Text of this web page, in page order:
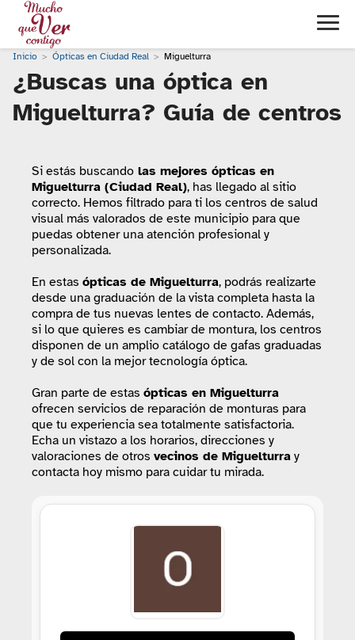
Inicio Ópticas en Ciudad Real Miguelturra
¿Buscas una óptica en
Miguelturra? Guía de centros
Si estás buscando las mejores ópticas en
Miguelturra (Ciudad Real), has llegado al sitio
correcto. Hemos filtrado para ti los centros de salud
visual más valorados de este municipio para que
puedas obtener una atención profesional y
personalizada.
En estas ópticas de Miguelturra, podrás realizarte
desde una graduación de la vista completa hasta la
compra de tus nuevas lentes de contacto. Además,
si lo que quieres es cambiar de montura, los centros
disponen de un amplio catálogo de gafas graduadas
y de sol con la mejor tecnología óptica.
Gran parte de estas ópticas en Miguelturra
ofrecen servicios de reparación de monturas para
que tu experiencia sea totalmente satisfactoria.
Echa un vistazo a los horarios, direcciones y
valoraciones de otros vecinos de Miguelturra y
contacta hoy mismo para cuidar tu mirada.